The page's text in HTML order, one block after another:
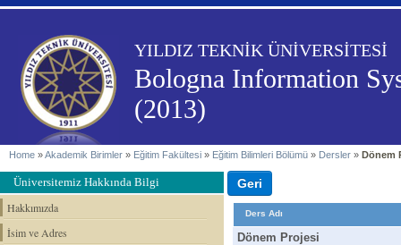
YILDIZ TEKNİK ÜNİVERSİTESİ
Bologna Information
(2013)
Home »Akademik Birimler » Eğitim Fakültesi » Eğitim Bilimleri Bölümü » Dersler » Dönem
Üniversitemiz Hakkında Bilgi
Hakkımızda
İsim ve Adres
Ders Adı
Dönem Projesi